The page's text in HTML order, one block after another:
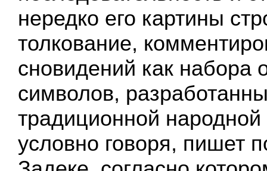
нередко его картины
толкование,
сновидений как набора
символов,
традиционной
условно говоря, пишет